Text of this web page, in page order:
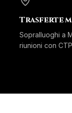
Trasferte
Sopralluoghi a
riunioni con